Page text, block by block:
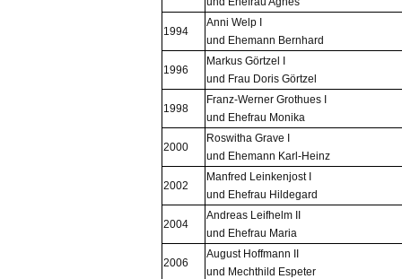
1994
Anni Welp I
und Ehemann Bernhard
1996
Markus Görtzel I
und Frau Doris Görtzel
1998
Franz-Werner Grothues I
und Ehefrau Monika
2000
Roswitha Grave I
und Ehemann Karl-Heinz
2002
Manfred Leinkenjost I
und Ehefrau Hildegard
2004
Andreas Leifhelm II
und Ehefrau Maria
2006
August Hoffmann II
und Mechthild Espeter